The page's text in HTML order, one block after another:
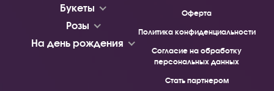
Букеты
Розы
На день рождения
Оферта
Политика конфиденциальности
Согласие на обработку
персональных данных
Стать партнером